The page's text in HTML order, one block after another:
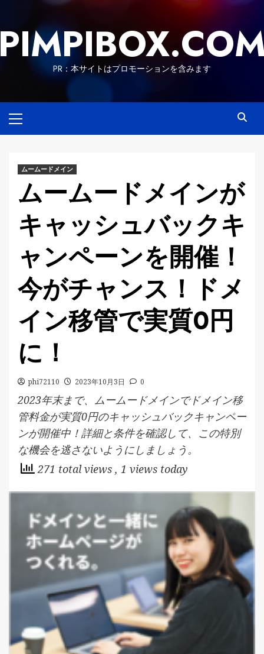
content
PR：本サイトはプロモーションを含みます
Menu
ムームードメイン
ムームードメインが
キャッシュバックキ
ャンペーンを開催！
今がチャンス！ドメ
イン移管で実質0円
に！
phi72110 2023年10月3日 0
2023年末まで、ムームードメインでドメイン移
管料金が実質0円のキャッシュバックキャンペー
ンが開催中！詳細と条件を確認して、この特別
な機会を逃さないようにしましょう。
271 total views , 1 views today